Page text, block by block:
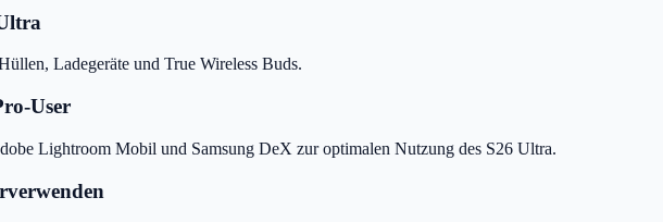
Ladegeräte und True Wireless Buds.
User
Lightroom Mobil und Samsung DeX zur optimalen Nutzung des S26 Ultra.